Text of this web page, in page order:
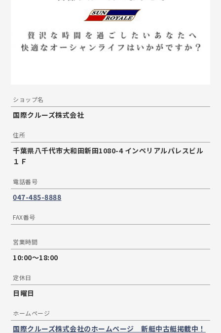
ショップ名
国際クルーズ株式会社
住所
千葉県八千代市大和田新田1080-4 インペリアルパレスビル
１Ｆ
電話番号
047-485-8888
FAX番号
営業時間
10:00～18:00
定休日
日曜日
ホームページ
国際クルーズ株式会社のホームページ 新艇中古艇掲載中！